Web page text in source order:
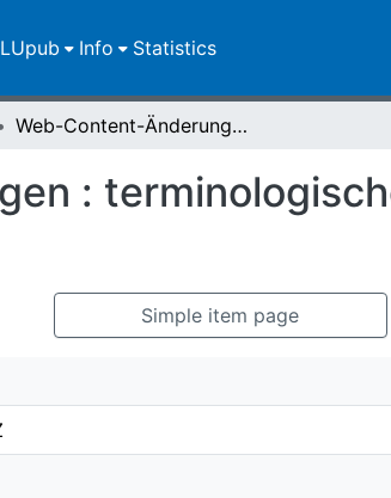
Info Statistics
Web-Content-Änderungen : terminologische Grundlagen, Ursachen und Wirkungen
:
Simple item page